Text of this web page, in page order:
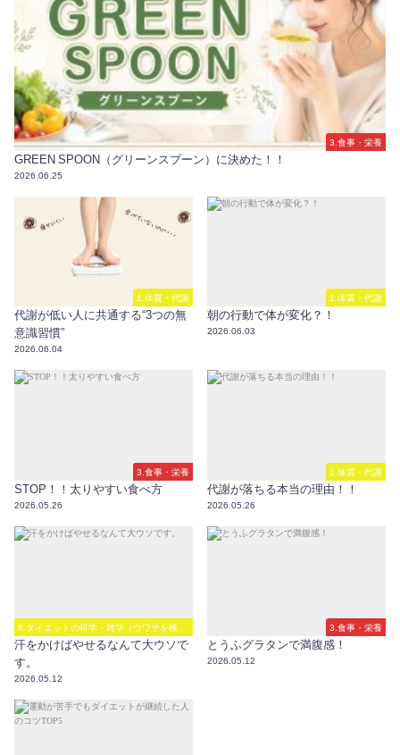
3.食事・栄養
GREEN SPOON（グリーンスプーン）に決めた！！
2026.06.25
1.体質・代謝
代謝が低い人に共通する“3つの無
意識習慣”
2026.06.04
1.体質・代謝
朝の行動で体が変化？！
2026.06.03
3.食事・栄養
STOP！！太りやすい食べ方
2026.05.26
1.体質・代謝
代謝が落ちる本当の理由！！
2026.05.26
8.ダイエットの科学・雑学（ウワサを検
証）
汗をかけばやせるなんて大ウソで
す。
2026.05.12
3.食事・栄養
とうふグラタンで満腹感！
2026.05.12